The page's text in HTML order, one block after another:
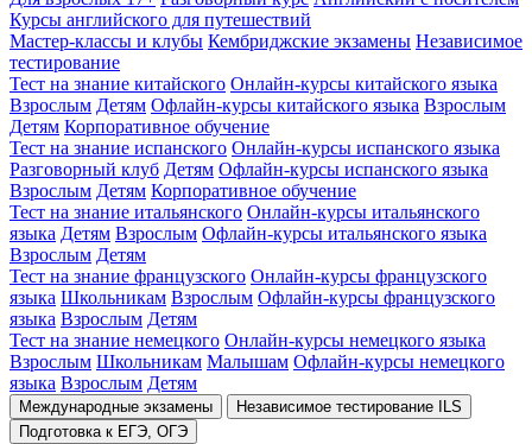
Курсы английского для путешествий
Мастер-классы и клубы Кембриджские экзамены Независимое
тестирование
Тест на знание китайского Онлайн-курсы китайского языка
Взрослым Детям Офлайн-курсы китайского языка Взрослым
Детям Корпоративное обучение
Тест на знание испанского Онлайн-курсы испанского языка
Разговорный клуб Детям Офлайн-курсы испанского языка
Взрослым Детям Корпоративное обучение
Тест на знание итальянского Онлайн-курсы итальянского
языка Детям Взрослым Офлайн-курсы итальянского языка
Взрослым Детям
Тест на знание французского Онлайн-курсы французского
языка Школьникам Взрослым Офлайн-курсы французского
языка Взрослым Детям
Тест на знание немецкого Онлайн-курсы немецкого языка
Взрослым Школьникам Малышам Офлайн-курсы немецкого
языка Взрослым Детям
Международные экзамены
Независимое тестирование ILS
Подготовка к ЕГЭ, ОГЭ